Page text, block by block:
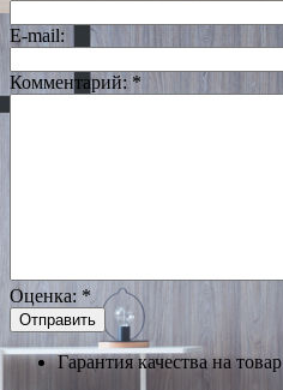
E-mail:
Комментарий: *
Оценка: *
Гарантия качества на товар